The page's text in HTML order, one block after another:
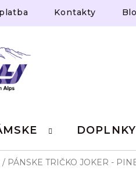
Kontakty
/ PÁNSKE TRIČKO JOKER -